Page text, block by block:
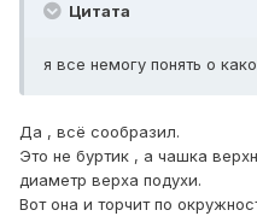
Цитата
я все немогу понять о
Да , всё сообразил.
Это не буртик , а чашка
диаметр верха подухи.
Вот она и торчит по